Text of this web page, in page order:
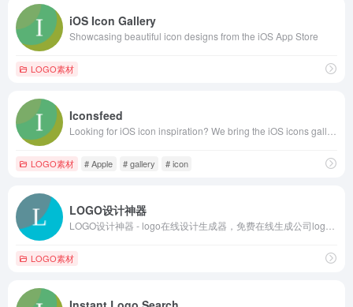
iOS Icon Gallery
Showcasing beautiful icon designs from the iOS App Store
LOGO素材
Iconsfeed
LOGO素材 # Apple # gallery # icon
LOGO设计神器
LOGO素材